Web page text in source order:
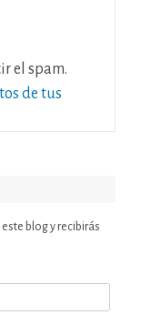
el spam.
de tus
blog y recibirás